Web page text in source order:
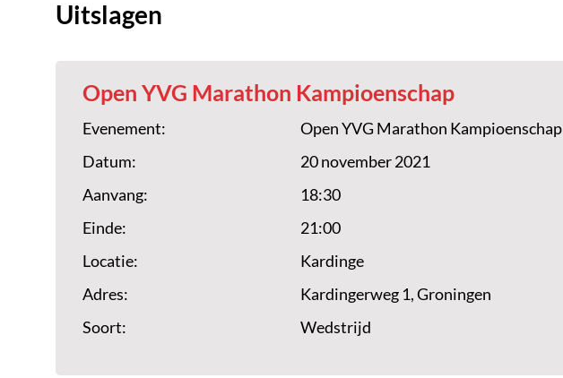
Uitslagen
Open YVG Marathon Kampioenschap
Evenement:
Open YVG Marathon Kampioenschap
Datum:
20 november 2021
Aanvang:
18:30
Einde:
21:00
Locatie:
Kardinge
Adres:
Kardingerweg 1, Groningen
Soort:
Wedstrijd